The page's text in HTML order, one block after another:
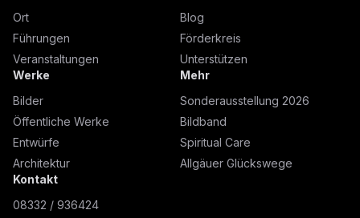
Ort
Führungen
Veranstaltungen
Blog
Förderkreis
Unterstützen
Werke
Bilder
Öffentliche Werke
Entwürfe
Architektur
Mehr
Sonderausstellung 2026
Bildband
Spiritual Care
Allgäuer Glückswege
Kontakt
08332 / 936424